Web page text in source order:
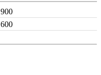
900
600